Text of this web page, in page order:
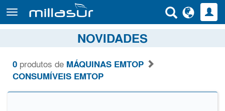
para
o
principal
NOVIDADES
0 produtos de MÁQUINAS EMTOP
CONSUMÍVEIS EMTOP